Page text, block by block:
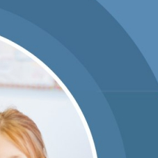
Aby otrzymać jubileuszowe
aluminiowych bądź baterii.
wydawane także każdemu, kto
— Poprzez akcję „ 100 tysięcy
Polski możemy na wiele
w tym segregowanie odpadów.
już najmłodsi mogą uczyć się,
powiedział Grzegorz Socha,